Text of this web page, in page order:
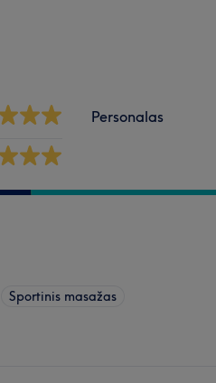
Personalas
Sportinis masažas